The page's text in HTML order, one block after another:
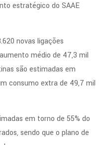
estratégico do SAAE
novas ligações
médio de 47,3 mil
são estimadas em
consumo extra de 49,7 mil
em torno de 55% do
sendo que o plano de